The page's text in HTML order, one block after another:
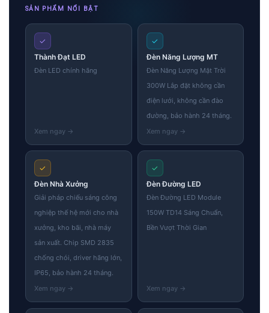
SẢN PHẨM NỔI BẬT
✓
Thành Đạt LED
Đèn LED chính hãng
✓
Đèn Năng Lượng MT
Đèn Năng Lượng Mặt Trời
300W Lắp đặt không cần
điện lưới, không cần đào
đường, bảo hành 24 tháng.
✓
Đèn Nhà Xưởng
Giải pháp chiếu sáng công
nghiệp thế hệ mới cho nhà
xưởng, kho bãi, nhà máy
sản xuất. Chip SMD 2835
chống chói, driver hãng lớn,
IP65, bảo hành 24 tháng.
✓
Đèn Đường LED
Đèn Đường LED Module
150W TD14 Sáng Chuẩn,
Bền Vượt Thời Gian